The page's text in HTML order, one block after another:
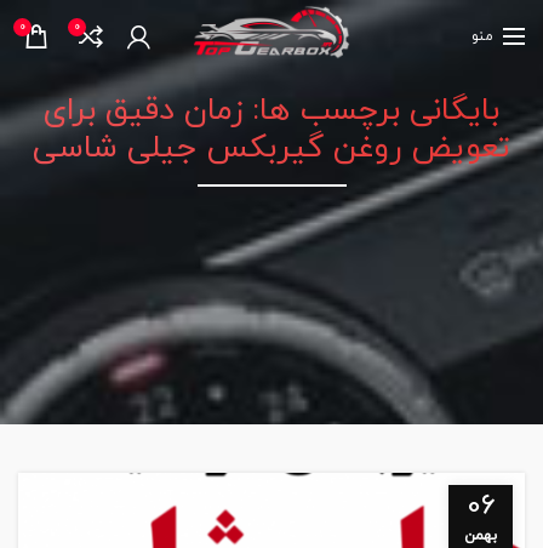
منو 0
0
بایگانی برچسب ها: زمان دقیق برای
تعویض روغن گیربکس جیلی شاسی
06
بهمن